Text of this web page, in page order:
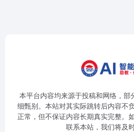
本平台内容均来源于投稿和网络，部
细甄别。本站对其实际跳转后内容不
正常，但不保证内容长期真实完整。
联系本站，我们将及